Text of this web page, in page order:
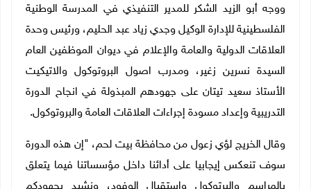
ووجه أبو الزيد الشكر للمدير التنفيذي في المدرسة الوطنية
الفلسطينية للإدارة الوكيل وجدي زياد عبد الحليم، ورئيس وحدة
العلاقات الدولية والعامة والإعلام في ديوان الموظفين العام
السيدة نسرين زغير، ومدرب اصول البروتوكول والاتيكيت
الأستاذ سعيد تيتان على جهودهم المبذولة في انجاح الدورة
التدريبية وإعداد مسودة إجراءات العلاقات العامة والبروتوكول.
وقال الخريج لؤي زعول من محافظة بيت لحم، "إن هذه الدورة
سوف تنعكس إيجابيا على أدائنا داخل مؤسساتنا فيما يتعلق